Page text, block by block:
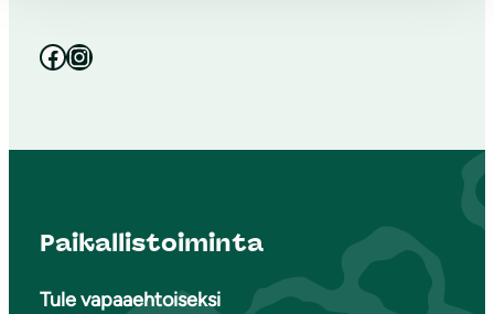
Facebook Instagram
Paikallistoiminta
Tule vapaaehtoiseksi